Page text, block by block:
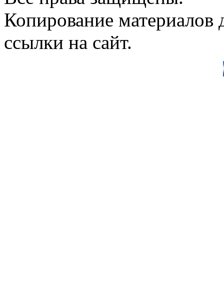
Копирование материалов
ссылки на сайт.